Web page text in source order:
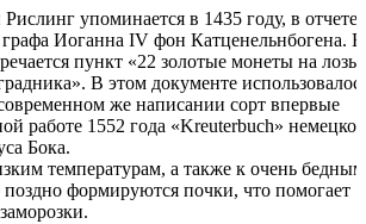
упоминается в 1435 году, в отчете
графа Иоганна IV фон Катценельнбогена. В
пункт «22 золотые монеты на лозы
В этом документе
же написании сорт впервые
работе 1552 года «Kreuterbuch»
Бока.
температурам, а также к очень бедным
формируются почки, что помогает